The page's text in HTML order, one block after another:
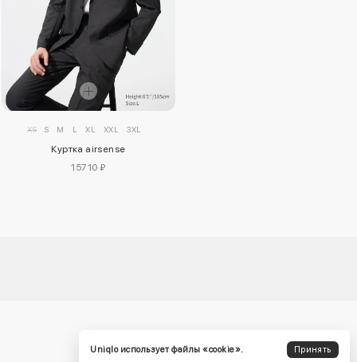
XS S M L XL XXL 3XL
Куртка airsense
15710 ₽
Uniqlo использует файлы «cookie».
Принять